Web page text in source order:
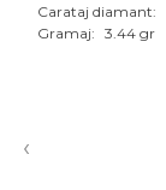
CARATAJ
Carataj diamant:
Gramaj: 3.44 gr
‹